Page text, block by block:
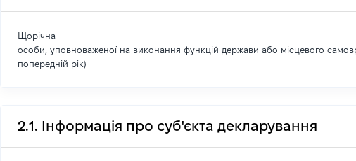
Щорічна
особи, уповноваженої на виконання функцій держави або місцевого
попередній рік)
2.1. Інформація про суб'єкта декларування